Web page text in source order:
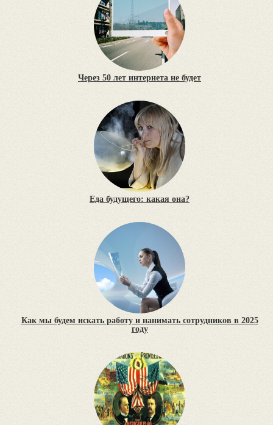
Через 50 лет интернета не будет
Еда будущего: какая она?
Как мы будем искать работу и нанимать сотрудников в 2025
году